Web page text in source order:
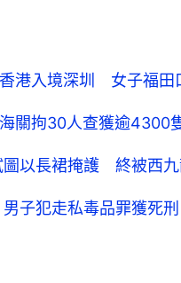
港入境深圳 女子福田
關拘30人查獲逾4300
以長裙掩護 終被西九
子犯走私毒品罪獲死刑